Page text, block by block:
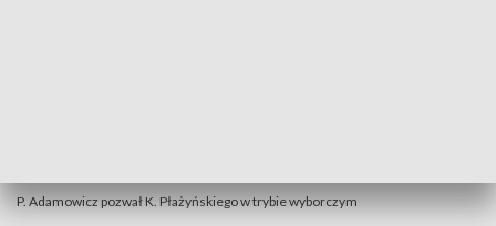
P. Adamowicz pozwał K. Płażyńskiego w trybie wyborczym